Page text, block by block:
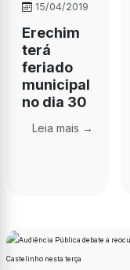
15/04/2019
Erechim
terá
feriado
municipal
no dia 30
Leia mais →